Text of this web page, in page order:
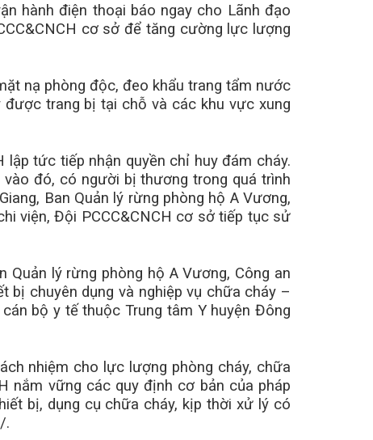
hành điện thoại báo ngay cho Lãnh đạo
cơ sở để tăng cường lực lượng
nạ phòng độc, đeo khẩu trang tẩm nước
trang bị tại chỗ và các khu vực xung
tức tiếp nhận quyền chỉ huy đám cháy.
vào đó, có người bị thương trong quá trình
Ban Quản lý rừng phòng hộ A Vương,
viện, Đội PCCC&CNCH cơ sở tiếp tục sử
Quản lý rừng phòng hộ A Vương, Công an
bị chuyên dụng và nghiệp vụ chữa cháy –
bộ y tế thuộc Trung tâm Y huyện Đông
nhiệm cho lực lượng phòng cháy, chữa
nắm vững các quy định cơ bản của pháp
bị, dụng cụ chữa cháy, kịp thời xử lý có
.